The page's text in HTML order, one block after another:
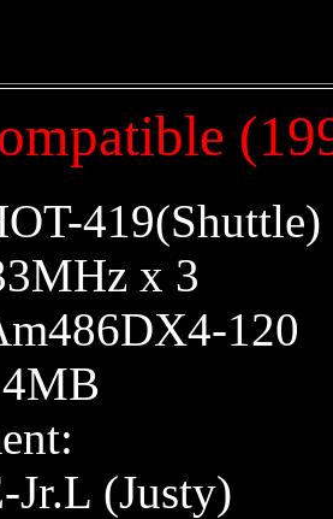
419(Shuttle)
x 3
120
Jr.L (Justy)